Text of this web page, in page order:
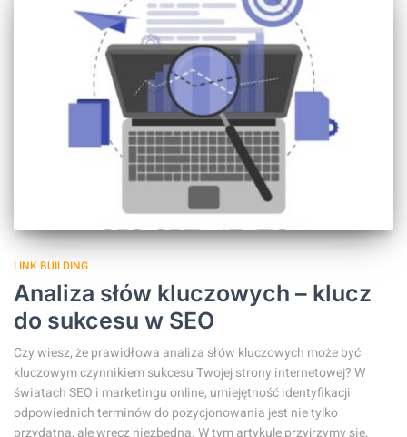
LINK BUILDING
Analiza słów kluczowych – klucz
do sukcesu w SEO
Czy wiesz, że prawidłowa analiza słów kluczowych może być
kluczowym czynnikiem sukcesu Twojej strony internetowej? W
światach SEO i marketingu online, umiejętność identyfikacji
odpowiednich terminów do pozycjonowania jest nie tylko
przydatna, ale wręcz niezbędna. W tym artykule przyjrzymy się,